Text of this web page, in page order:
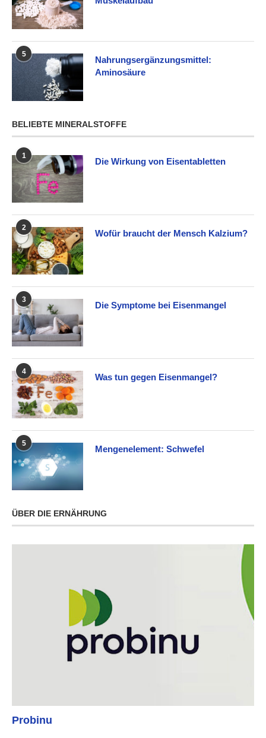
5
Nahrungsergänzungsmittel:
Aminosäure
BELIEBTE MINERALSTOFFE
1
Die Wirkung von Eisentabletten
2
Wofür braucht der Mensch Kalzium?
3
Die Symptome bei Eisenmangel
4
Was tun gegen Eisenmangel?
5
Mengenelement: Schwefel
ÜBER DIE ERNÄHRUNG
Probinu